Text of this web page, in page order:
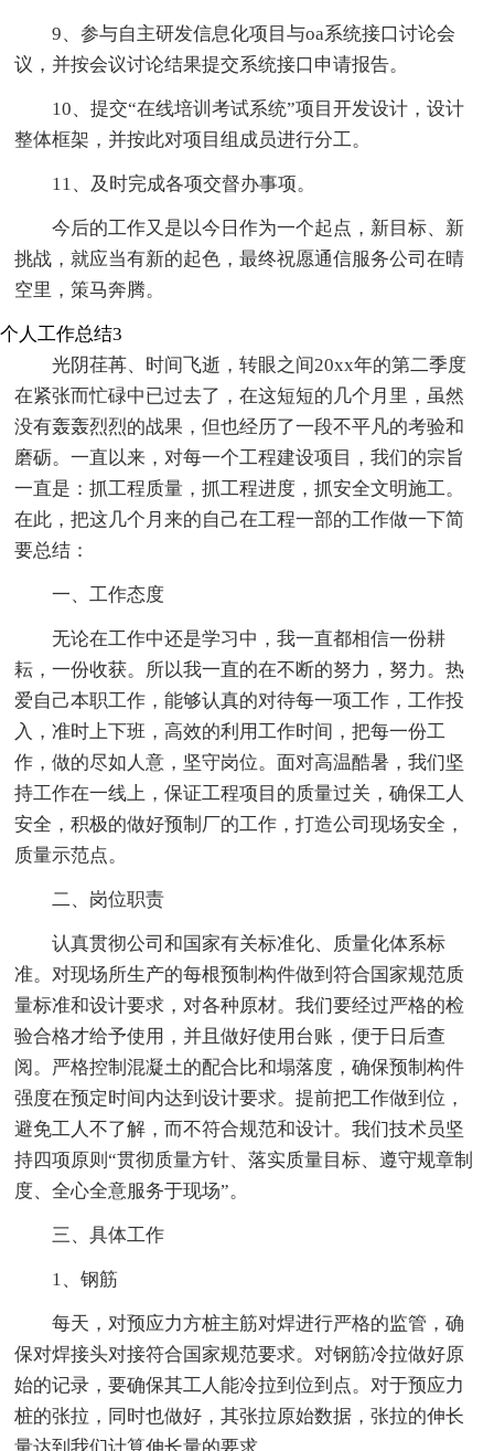
9、参与自主研发信息化项目与oa系统接口讨论会
议，并按会议讨论结果提交系统接口申请报告。
10、提交“在线培训考试系统”项目开发设计，设计
整体框架，并按此对项目组成员进行分工。
11、及时完成各项交督办事项。
今后的工作又是以今日作为一个起点，新目标、新
挑战，就应当有新的起色，最终祝愿通信服务公司在晴
空里，策马奔腾。
个人工作总结3
光阴荏苒、时间飞逝，转眼之间20xx年的第二季度
在紧张而忙碌中已过去了，在这短短的几个月里，虽然
没有轰轰烈烈的战果，但也经历了一段不平凡的考验和
磨砺。一直以来，对每一个工程建设项目，我们的宗旨
一直是：抓工程质量，抓工程进度，抓安全文明施工。
在此，把这几个月来的自己在工程一部的工作做一下简
要总结：
一、工作态度
无论在工作中还是学习中，我一直都相信一份耕
耘，一份收获。所以我一直的在不断的努力，努力。热
爱自己本职工作，能够认真的对待每一项工作，工作投
入，准时上下班，高效的利用工作时间，把每一份工
作，做的尽如人意，坚守岗位。面对高温酷暑，我们坚
持工作在一线上，保证工程项目的质量过关，确保工人
安全，积极的做好预制厂的工作，打造公司现场安全，
质量示范点。
二、岗位职责
认真贯彻公司和国家有关标准化、质量化体系标
准。对现场所生产的每根预制构件做到符合国家规范质
量标准和设计要求，对各种原材。我们要经过严格的检
验合格才给予使用，并且做好使用台账，便于日后查
阅。严格控制混凝土的配合比和塌落度，确保预制构件
强度在预定时间内达到设计要求。提前把工作做到位，
避免工人不了解，而不符合规范和设计。我们技术员坚
持四项原则“贯彻质量方针、落实质量目标、遵守规章制
度、全心全意服务于现场”。
三、具体工作
1、钢筋
每天，对预应力方桩主筋对焊进行严格的监管，确
保对焊接头对接符合国家规范要求。对钢筋冷拉做好原
始的记录，要确保其工人能冷拉到位到点。对于预应力
桩的张拉，同时也做好，其张拉原始数据，张拉的伸长
量达到我们计算伸长量的要求。